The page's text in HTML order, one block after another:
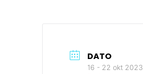
DATO
16 - 22 okt 2023